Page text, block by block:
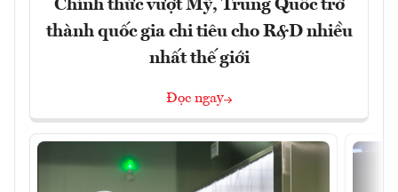
Chính thức vượt Mỹ, Trung Quốc trở
thành quốc gia chi tiêu cho R&D nhiều
nhất thế giới
Đọc ngay